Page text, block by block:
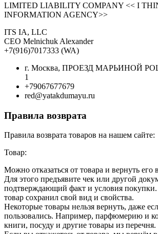
LIMITED LIABILITY COMPANY << I
INFORMATION AGENCY>>
ITS IA, LLC
CEO Melnichuk Alexander
+7(916)7017333 (WA)
г. Москва, ПРОЕЗД МАРЬИНОЙ
1
+79067677679
red@yatakdumayu.ru
Правила возврата
Правила возврата товаров на нашем сайте:
Товар:
Можно отказаться от товара и вернуть его
Для этого предъявите чек или другой
подтверждающий факт и условия
товар сохранил свой вид и свойства.
Некоторые товары нельзя вернуть, даже
пользовались. Например, парфюмерию и
книги, посуду и другие товары из перечня.